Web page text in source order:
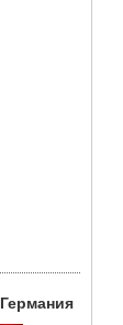
Германия